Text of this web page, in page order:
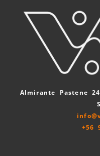
Almirante Pastene
+56